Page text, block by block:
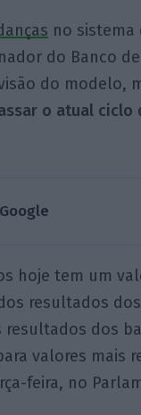
no sistema
do Banco
do modelo,
o atual ciclo
hoje tem um
resultados
dos
valores mais
feira, no